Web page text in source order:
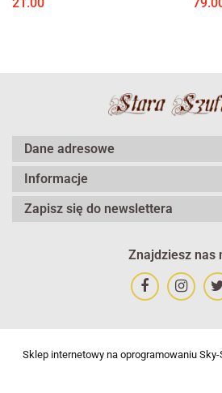
okupacji hitlerowskiej
Dane adresowe
Informacje
Zapisz się do newslettera
Znajdziesz nas
Sklep internetowy na oprogramowaniu Sky-